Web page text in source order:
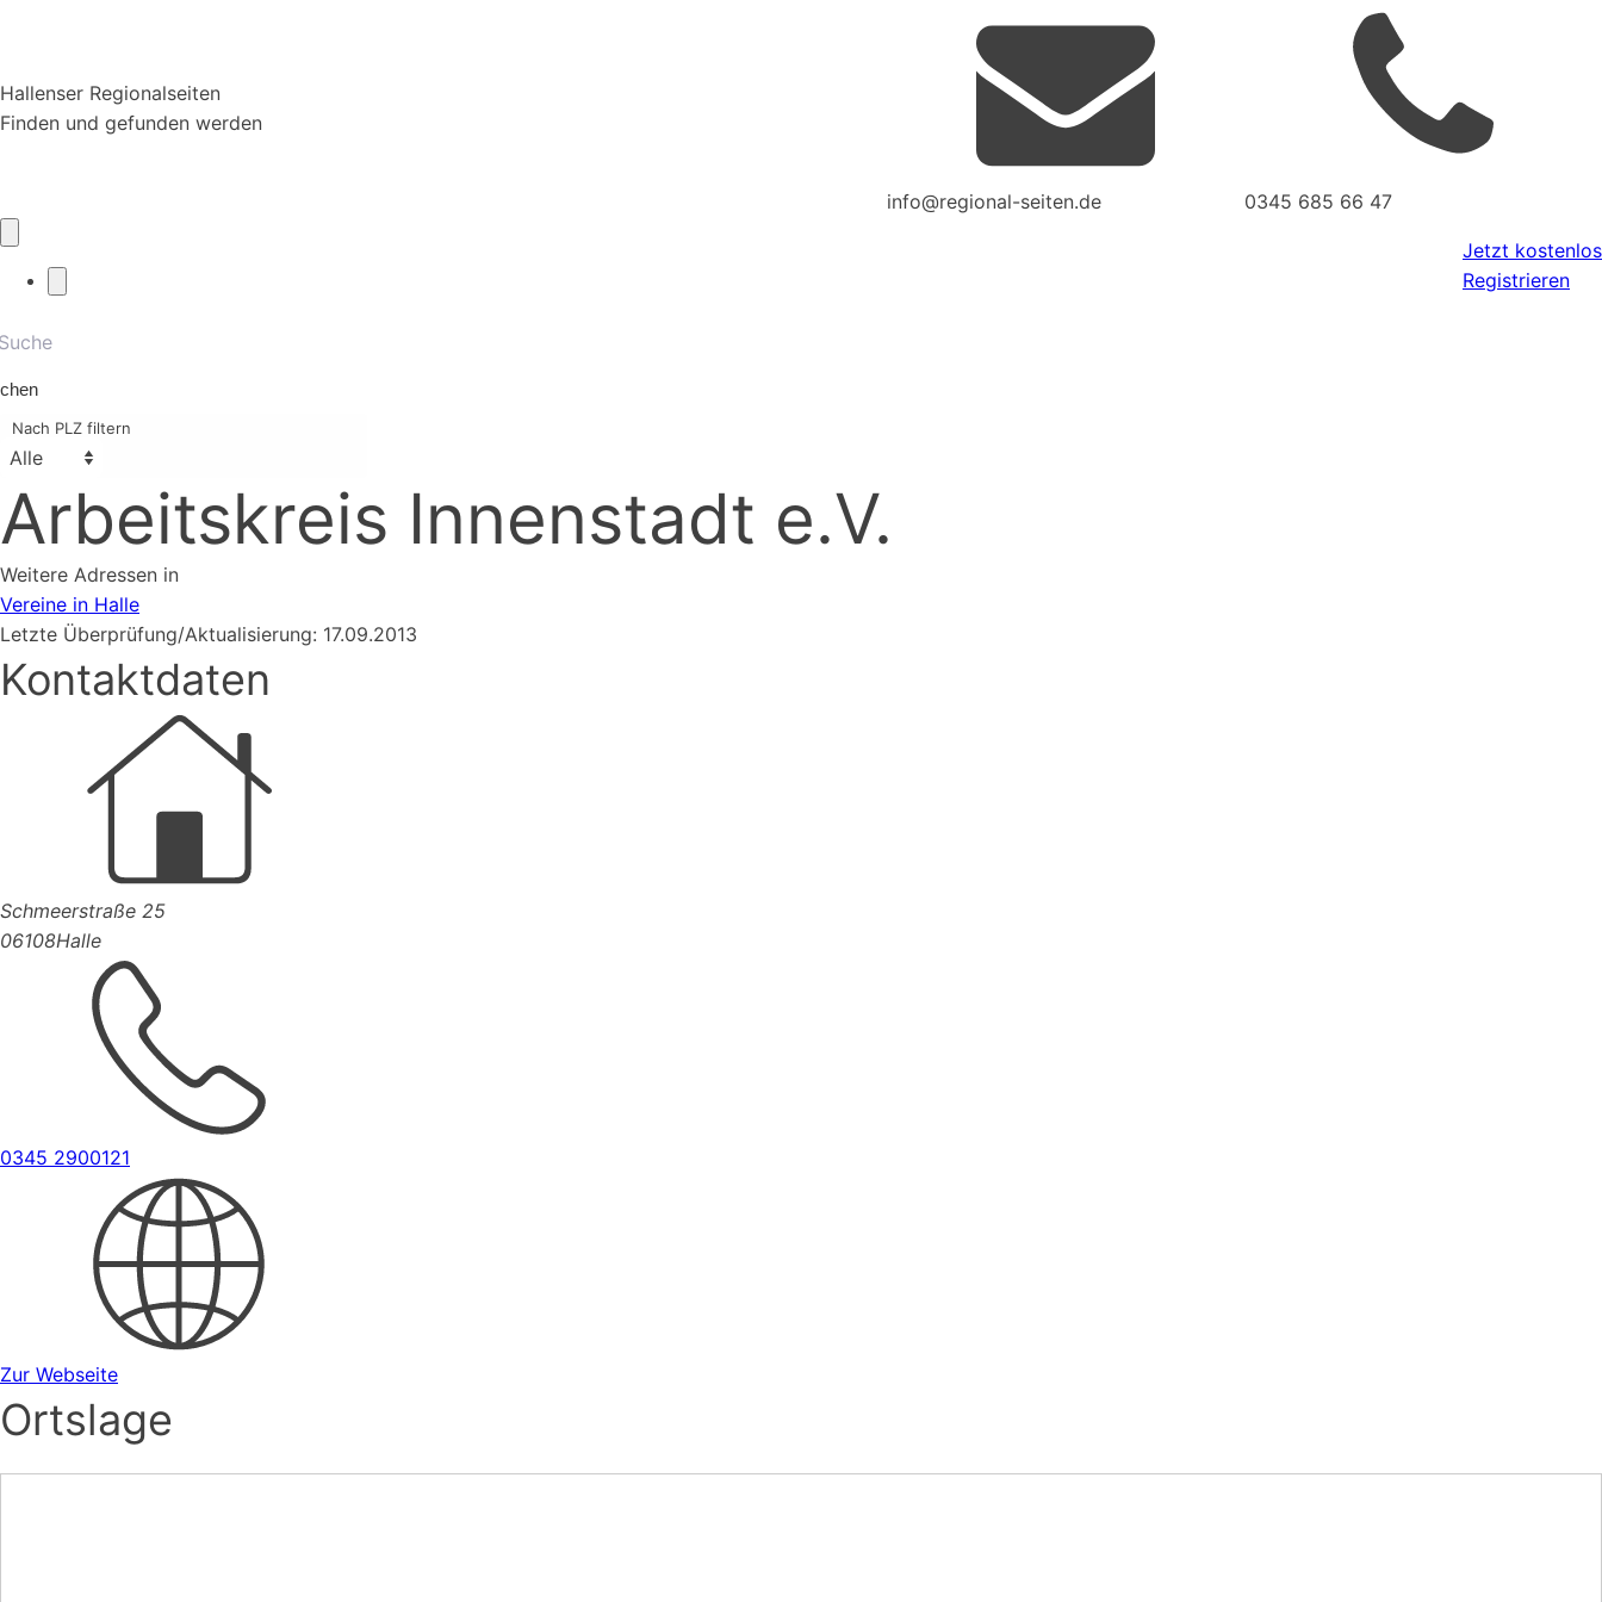
Hallenser Regionalseiten
Finden und gefunden werden
info@regional-seiten.de 0345 685 66 47
Jetzt kostenlos
Registrieren
Nach PLZ filtern
Arbeitskreis Innenstadt e.V.
Weitere Adressen in
Vereine in Halle
Letzte Überprüfung/Aktualisierung: 17.09.2013
Kontaktdaten
Schmeerstraße 25
06108Halle
0345 2900121
Zur Webseite
Ortslage